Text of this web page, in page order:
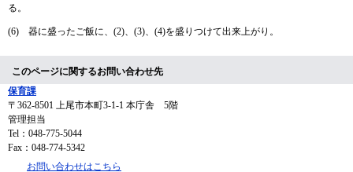
る。
(6) 器に盛ったご飯に、(2)、(3)、(4)を盛りつけて出来上がり。
このページに関するお問い合わせ先
保育課
〒362-8501
上尾市本町3-1-1 本庁舎 5階
管理担当
Tel：048-775-5044
Fax：048-774-5342
お問い合わせはこちら